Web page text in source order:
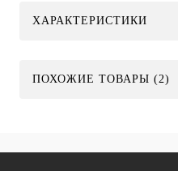
ХАРАКТЕРИСТИКИ
ПОХОЖИЕ ТОВАРЫ (2)